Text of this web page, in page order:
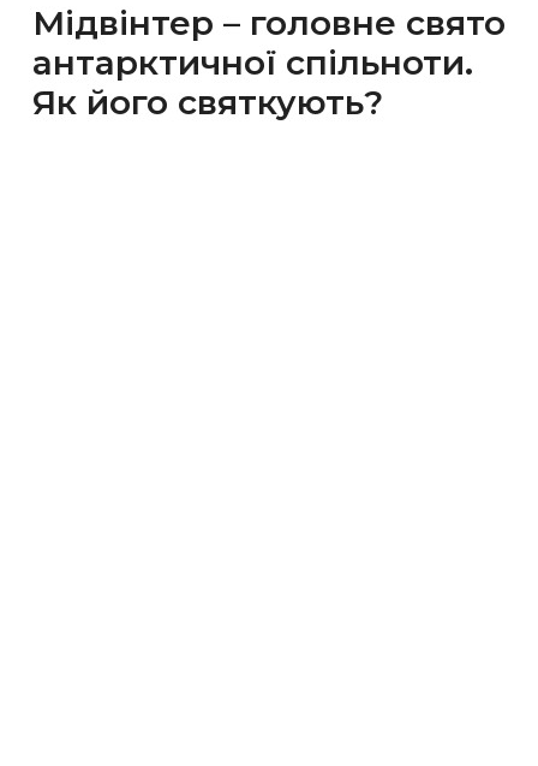
Мідвінтер – головне свято
антарктичної спільноти.
Як його святкують?